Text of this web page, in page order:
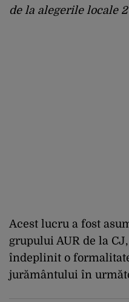
de la alegerile locale
Acest lucru a fost
grupului AUR de la
îndeplinit o
jurământului în